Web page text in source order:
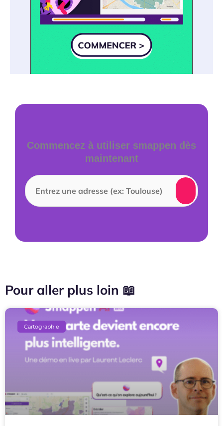
Commencez à utiliser smappen dès
maintenant
Pour aller plus loin 📖
Cartographie